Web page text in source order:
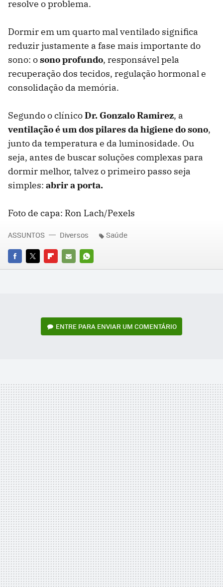
resolve o problema.
Dormir em um quarto mal ventilado significa
reduzir justamente a fase mais importante do
sono: osono profundo, responsável pela
recuperação dos tecidos, regulação hormonal e
consolidação da memória.
Segundo o clínicoDr. Gonzalo Ramirez, a
ventilação é um dos pilares da higiene do sono,
junto da temperatura e da luminosidade. Ou
seja, antes de buscar soluções complexas para
dormir melhor, talvez o primeiro passo seja
simples: abrir a porta.
Foto de capa: Ron Lach/Pexels
FACEBOOK
TWITTERFLIPBOARD
E-
WHATSAPP
ASSUNTOS Diversos Saúde
ENTRE PARA ENVIAR UM COMENTÁRIO